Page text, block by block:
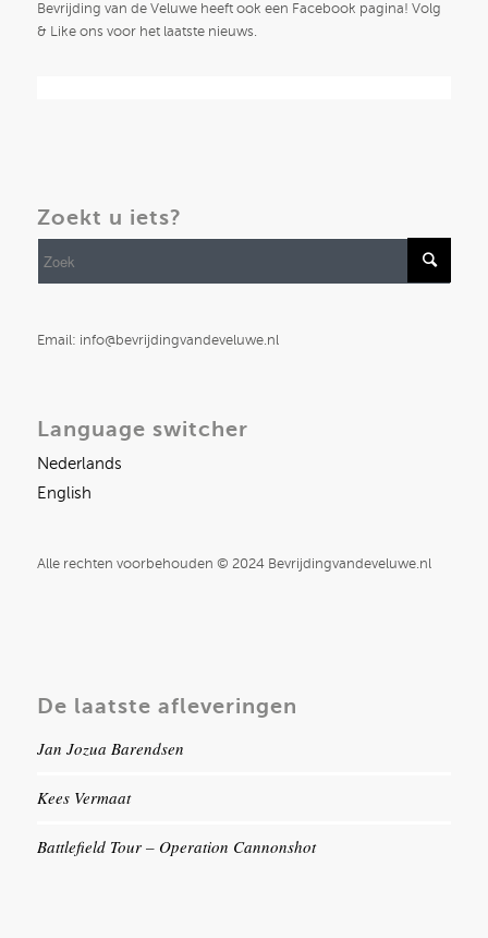
Bevrijding van de Veluwe heeft ook een Facebook pagina! Volg
& Like ons voor het laatste nieuws.
Zoekt u iets?
Email: info@bevrijdingvandeveluwe.nl
Language switcher
Nederlands
English
Alle rechten voorbehouden © 2024 Bevrijdingvandeveluwe.nl
De laatste afleveringen
Jan Jozua Barendsen
Kees Vermaat
Battlefield Tour – Operation Cannonshot